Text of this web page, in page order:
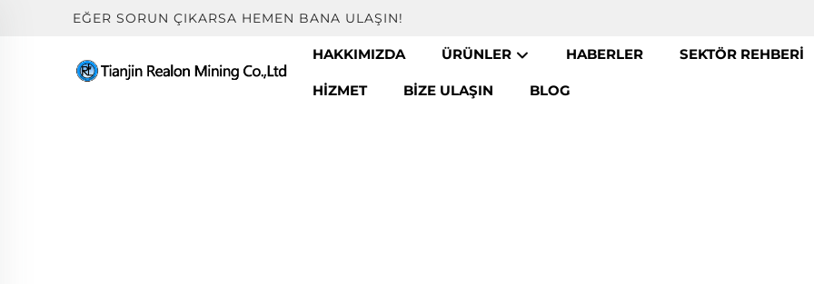
EĞER SORUN ÇIKARSA HEMEN BANA ULAŞIN!
HAKKIMIZDA ÜRÜNLER HABERLER SEKTÖR REHBERI
HIZMET BIZE ULAŞIN BLOG